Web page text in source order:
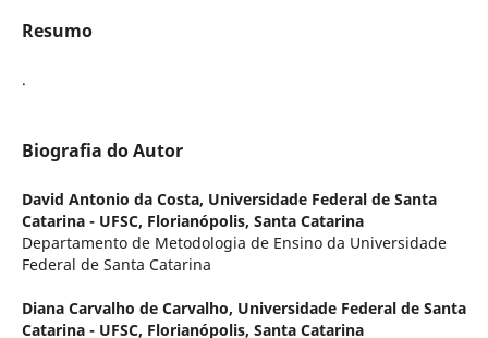
Resumo
.
Biografia do Autor
David Antonio da Costa, Universidade Federal de Santa
Catarina - UFSC, Florianópolis, Santa Catarina
Departamento de Metodologia de Ensino da Universidade
Federal de Santa Catarina
Diana Carvalho de Carvalho, Universidade Federal de Santa
Catarina - UFSC, Florianópolis, Santa Catarina